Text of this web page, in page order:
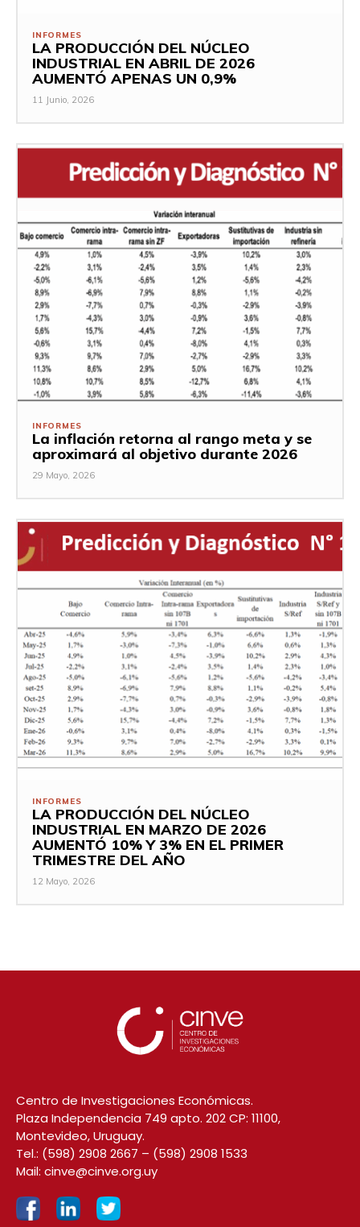
INFORMES
LA PRODUCCIÓN DEL NÚCLEO
INDUSTRIAL EN ABRIL DE 2026
AUMENTÓ APENAS UN 0,9%
11 Junio, 2026
INFORMES
La inflación retorna al rango meta y se
aproximará al objetivo durante 2026
29 Mayo, 2026
INFORMES
LA PRODUCCIÓN DEL NÚCLEO
INDUSTRIAL EN MARZO DE 2026
AUMENTÓ 10% Y 3% EN EL PRIMER
TRIMESTRE DEL AÑO
12 Mayo, 2026
Centro de Investigaciones Económicas.
Plaza Independencia 749 apto. 202 CP: 11100,
Montevideo, Uruguay.
Tel.: (598) 2908 2667 – (598) 2908 1533
Mail: cinve@cinve.org.uy